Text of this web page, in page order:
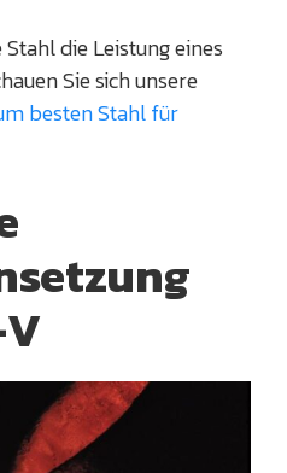
die Leistung eines
Sie sich unsere
besten Stahl für